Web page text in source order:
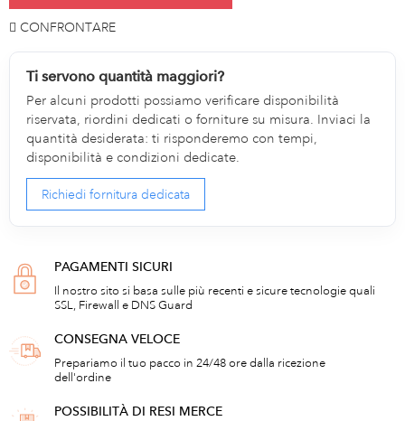
CONFRONTARE
Ti servono quantità maggiori?
Per alcuni prodotti possiamo verificare disponibilità
riservata, riordini dedicati o forniture su misura. Inviaci la
quantità desiderata: ti risponderemo con tempi,
disponibilità e condizioni dedicate.
Richiedi fornitura dedicata
PAGAMENTI SICURI
Il nostro sito si basa sulle più recenti e sicure tecnologie quali
SSL, Firewall e DNS Guard
CONSEGNA VELOCE
Prepariamo il tuo pacco in 24/48 ore dalla ricezione
dell'ordine
POSSIBILITÀ DI RESI MERCE